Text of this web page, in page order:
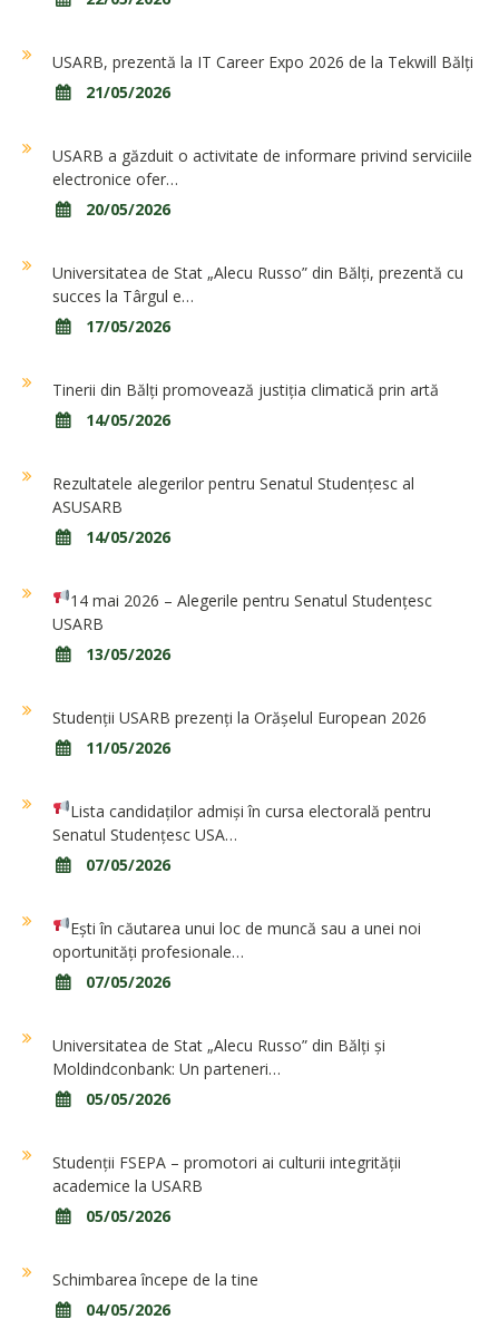
USARB, prezentă la IT Career Expo 2026 de la Tekwill Bălți
21/05/2026
USARB a găzduit o activitate de informare privind serviciile
electronice ofer…
20/05/2026
Universitatea de Stat „Alecu Russo” din Bălți, prezentă cu
succes la Târgul e…
17/05/2026
Tinerii din Bălți promovează justiția climatică prin artă
14/05/2026
Rezultatele alegerilor pentru Senatul Studențesc al
ASUSARB
14/05/2026
14 mai 2026 – Alegerile pentru Senatul Studențesc
USARB
13/05/2026
Studenții USARB prezenți la Orășelul European 2026
11/05/2026
Lista candidaților admiși în cursa electorală pentru
Senatul Studențesc USA…
07/05/2026
Ești în căutarea unui loc de muncă sau a unei noi
oportunități profesionale…
07/05/2026
Universitatea de Stat „Alecu Russo” din Bălți și
Moldindconbank: Un parteneri…
05/05/2026
Studenții FSEPA – promotori ai culturii integrității
academice la USARB
05/05/2026
Schimbarea începe de la tine
04/05/2026